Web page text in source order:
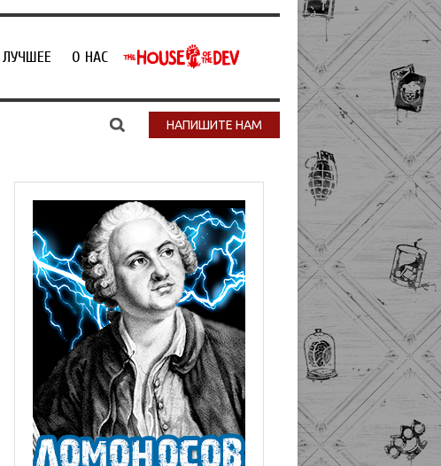
ЛУЧШЕЕ О НАС
НАПИШИТЕ НАМ